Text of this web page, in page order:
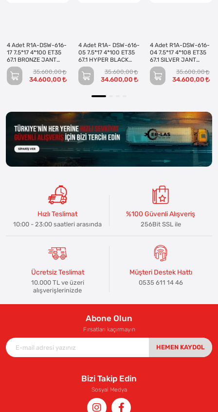
4 Adet R1A-DSW-616-
17 7.5*17 4*100 ET35
67.1 BRONZE JANT
(Takım)
35.600,00
34.600,00
4 Adet R1A- DSW-616-
05 7.5*17 4*100 ET35
67.1 HYPER BLACK
JANT (Takım)
35.600,00
34.600,00
4 Adet R1A-DSW-616-
04 7.5*17 4*108 ET35
67.1 SILVER JANT
(Takım)
35.600,00
34.600,00
Hızlı Teslimat
10:00 - 23:00 saatleri arasında
%100 Güvenli Alışveriş
256Bit SSL ile
Ücretsiz Teslimat
10.000 TL ve üzeri
alışverişlerinizde
Müşteri Destek Hattı
0535 611 14 46
Abone Olun
Fırsatları kaçırmayın
HEMEN KAYDOL
Bizi Takip Edin
Sosyal Medya